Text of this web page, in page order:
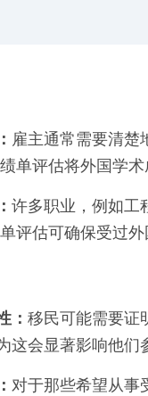
雇主通常需要清楚
单评估将外国学
许多职业，例如工
评估可确保受过
： 移民可能需要证
这会显著影响他们
对于那些希望从事